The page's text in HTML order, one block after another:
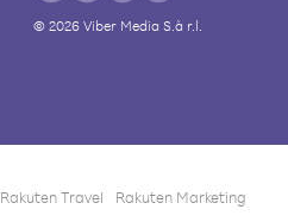
© 2026Viber Media S.à r.l.
Rakuten Travel Rakuten Marketing